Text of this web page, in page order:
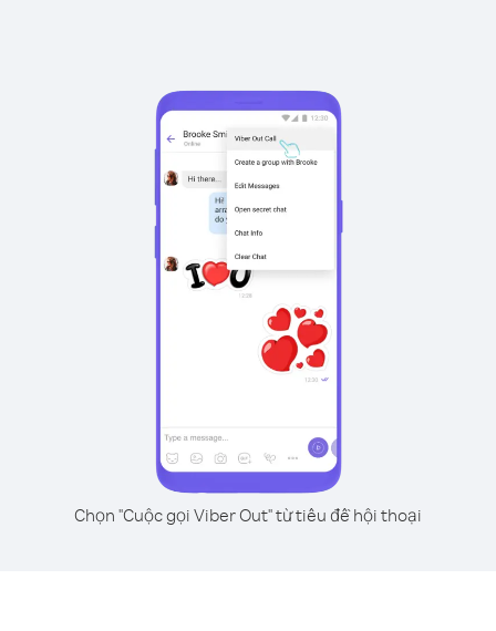
Chọn "Cuộc gọi Viber Out" từ tiêu đề hội thoại